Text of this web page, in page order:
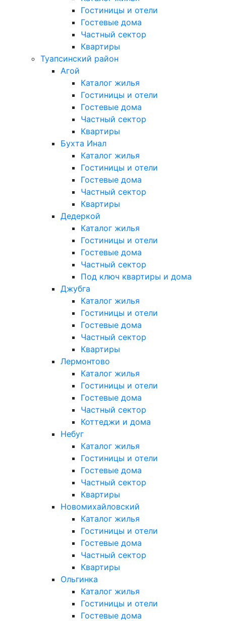
Гостиницы и отели
Гостевые дома
Частный сектор
Квартиры
Туапсинский район
Агой
Каталог жилья
Гостиницы и отели
Гостевые дома
Частный сектор
Квартиры
Бухта Инал
Каталог жилья
Гостиницы и отели
Гостевые дома
Частный сектор
Квартиры
Дедеркой
Каталог жилья
Гостиницы и отели
Гостевые дома
Частный сектор
Под ключ квартиры и дома
Джубга
Каталог жилья
Гостиницы и отели
Гостевые дома
Частный сектор
Квартиры
Лермонтово
Каталог жилья
Гостиницы и отели
Гостевые дома
Частный сектор
Коттеджи и дома
Небуг
Каталог жилья
Гостиницы и отели
Гостевые дома
Частный сектор
Квартиры
Новомихайловский
Каталог жилья
Гостиницы и отели
Гостевые дома
Частный сектор
Квартиры
Ольгинка
Каталог жилья
Гостиницы и отели
Гостевые дома